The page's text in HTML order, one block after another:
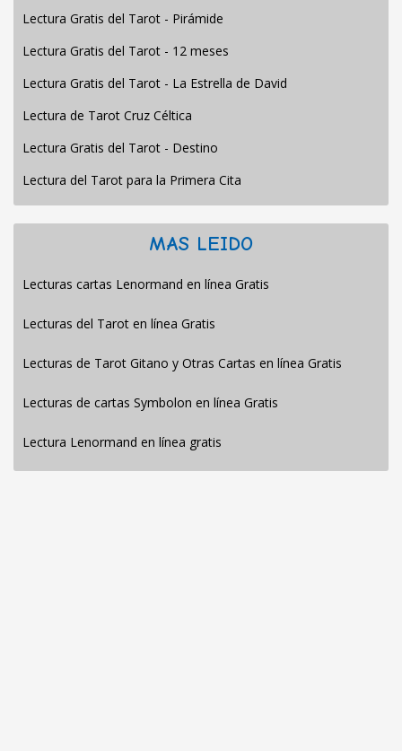
Lectura Gratis del Tarot - Pirámide
Lectura Gratis del Tarot - 12 meses
Lectura Gratis del Tarot - La Estrella de David
Lectura de Tarot Cruz Céltica
Lectura Gratis del Tarot - Destino
Lectura del Tarot para la Primera Cita
MAS LEIDO
Lecturas cartas Lenormand en línea Gratis
Lecturas del Tarot en línea Gratis
Lecturas de Tarot Gitano y Otras Cartas en línea Gratis
Lecturas de cartas Symbolon en línea Gratis
Lectura Lenormand en línea gratis